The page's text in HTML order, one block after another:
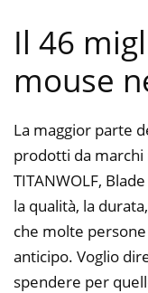
Il 46
mouse
La maggior parte
prodotti da marchi
TITANWOLF,
la qualità, la
che molte
anticipo. Voglio
spendere per